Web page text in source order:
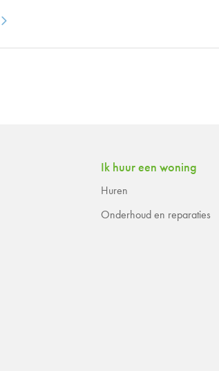
Ik huur een woning
Huren
Onderhoud en reparaties